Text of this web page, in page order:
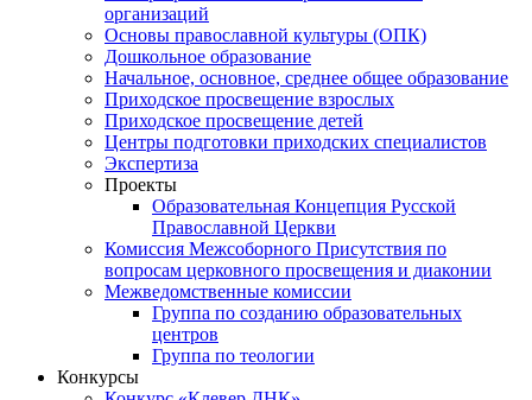
организаций
Основы православной культуры (ОПК)
Дошкольное образование
Начальное, основное, среднее общее образование
Приходское просвещение взрослых
Приходское просвещение детей
Центры подготовки приходских специалистов
Экспертиза
Проекты
Образовательная Концепция Русской
Православной Церкви
Комиссия Межсоборного Присутствия по
вопросам церковного просвещения и диаконии
Межведомственные комиссии
Группа по созданию образовательных
центров
Группа по теологии
Конкурсы